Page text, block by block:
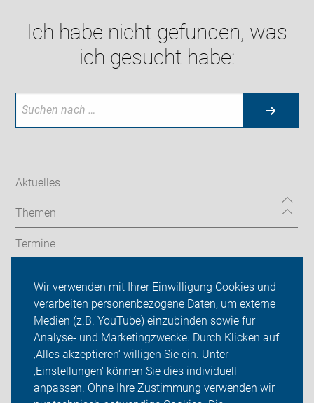
Wir verwenden mit Ihrer Einwilligung Cookies und
verarbeiten personenbezogene Daten, um externe
Medien (z.B. YouTube) einzubinden sowie für
Analyse- und Marketingzwecke. Durch Klicken auf
‚Alles akzeptieren‘ willigen Sie ein. Unter
‚Einstellungen‘ können Sie dies individuell
anpassen. Ohne Ihre Zustimmung verwenden wir
Ich habe nicht gefunden, was
ich gesucht habe:
Aktuelles
Themen
Termine
Politik
ADFC Ulm/Alb-Donau & Neu-Ulm
Sei dabei
Login